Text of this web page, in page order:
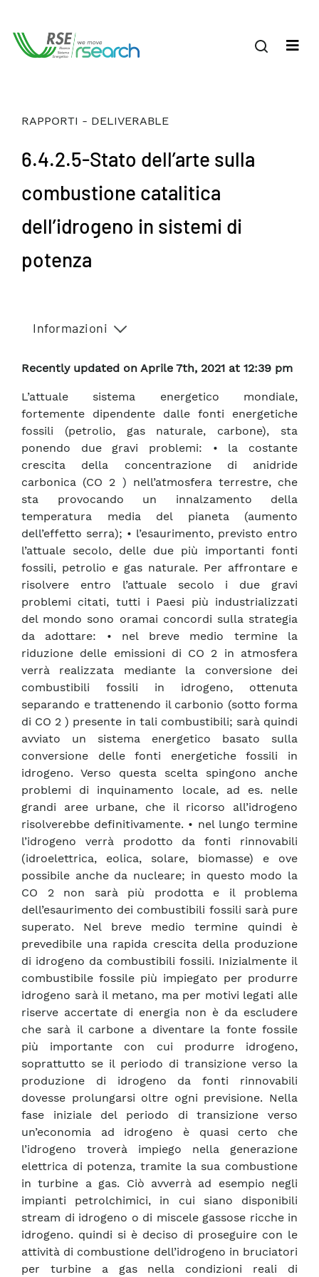
RAPPORTI - DELIVERABLE
6.4.2.5-Stato dell’arte sulla
combustione catalitica
dell’idrogeno in sistemi di
potenza
Informazioni
Recently updated on Aprile 7th, 2021 at 12:39 pm
L’attuale sistema energetico mondiale,
fortemente dipendente dalle fonti energetiche
fossili (petrolio, gas naturale, carbone), sta
ponendo due gravi problemi: • la costante
crescita della concentrazione di anidride
carbonica (CO 2 ) nell’atmosfera terrestre, che
sta provocando un innalzamento della
temperatura media del pianeta (aumento
dell’effetto serra); • l’esaurimento, previsto entro
l’attuale secolo, delle due più importanti fonti
fossili, petrolio e gas naturale. Per affrontare e
risolvere entro l’attuale secolo i due gravi
problemi citati, tutti i Paesi più industrializzati
del mondo sono oramai concordi sulla strategia
da adottare: • nel breve medio termine la
riduzione delle emissioni di CO 2 in atmosfera
verrà realizzata mediante la conversione dei
combustibili fossili in idrogeno, ottenuta
separando e trattenendo il carbonio (sotto forma
di CO 2 ) presente in tali combustibili; sarà quindi
avviato un sistema energetico basato sulla
conversione delle fonti energetiche fossili in
idrogeno. Verso questa scelta spingono anche
problemi di inquinamento locale, ad es. nelle
grandi aree urbane, che il ricorso all’idrogeno
risolverebbe definitivamente. • nel lungo termine
l’idrogeno verrà prodotto da fonti rinnovabili
(idroelettrica, eolica, solare, biomasse) e ove
possibile anche da nucleare; in questo modo la
CO 2 non sarà più prodotta e il problema
dell’esaurimento dei combustibili fossili sarà pure
superato. Nel breve medio termine quindi è
prevedibile una rapida crescita della produzione
di idrogeno da combustibili fossili. Inizialmente il
combustibile fossile più impiegato per produrre
idrogeno sarà il metano, ma per motivi legati alle
riserve accertate di energia non è da escludere
che sarà il carbone a diventare la fonte fossile
più importante con cui produrre idrogeno,
soprattutto se il periodo di transizione verso la
produzione di idrogeno da fonti rinnovabili
dovesse prolungarsi oltre ogni previsione. Nella
fase iniziale del periodo di transizione verso
un’economia ad idrogeno è quasi certo che
l’idrogeno troverà impiego nella generazione
elettrica di potenza, tramite la sua combustione
in turbine a gas. Ciò avverrà ad esempio negli
impianti petrolchimici, in cui siano disponibili
stream di idrogeno o di miscele gassose ricche in
idrogeno. quindi si è deciso di proseguire con le
attività di combustione dell’idrogeno in bruciatori
per turbine a gas nella condizioni reali di